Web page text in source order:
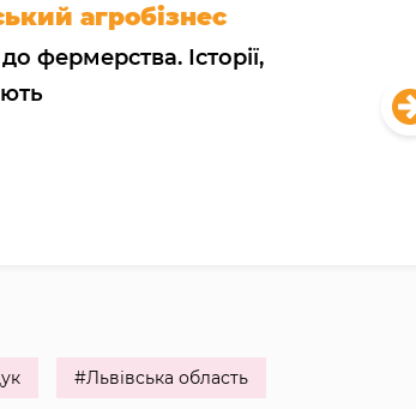
агробізнес
фермерства. Історії,
#Львівська область